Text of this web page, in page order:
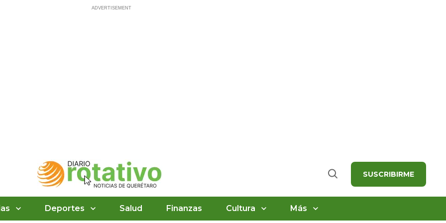
Buscar SUSCRIBIRME
Deportes Salud Finanzas Cultura Más